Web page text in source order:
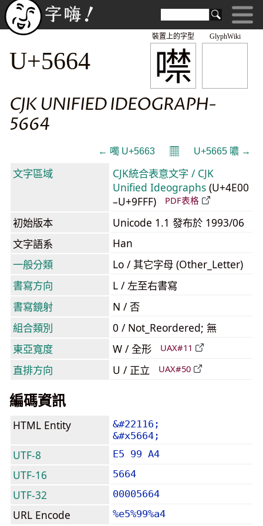
GlyphWiki
噤
裝置上的字型
U+5664
CJK UNIFIED IDEOGRAPH-
5664
← 噣 U+5663 𝄜 U+5665 噥 →
文字區域
CJK統合表意文字 / CJK
Unified Ideographs (U+4E00
–U+9FFF)
PDF表格
初始版本
Unicode 1.1 發布於 1993/06
文字語系
Han
一般分類
Lo / 其它字母 (Other_Letter)
書寫方向
L / 左至右書寫
書寫鏡射
N / 否
組合類別
0 / Not_Reordered; 無
東亞寬度
W / 全形 UAX#11
直排方向 U / 正立 UAX#50
編碼資訊
HTML Entity
&#22116;
&#x5664;
UTF-8 E5 99 A4
UTF-16 5664
UTF-32 00005664
URL Encode %e5%99%a4